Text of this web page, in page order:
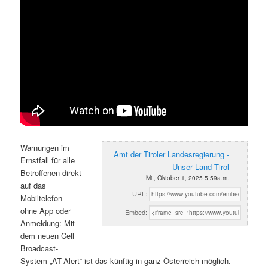
Amt der Tiroler Landesregierung -
Unser Land Tirol
Mi., Oktober 1, 2025 5:59a.m.
URL:
Embed:
Warnungen im
Ernstfall für alle
Betroffenen direkt
auf das
Mobiltelefon –
ohne App oder
Anmeldung: Mit
dem neuen Cell
Broadcast-
System „AT-Alert“ ist das künftig in ganz Österreich möglich.